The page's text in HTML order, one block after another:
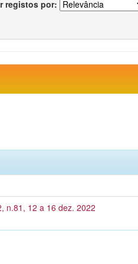
registos por:
n.81, 12 a 16 dez. 2022